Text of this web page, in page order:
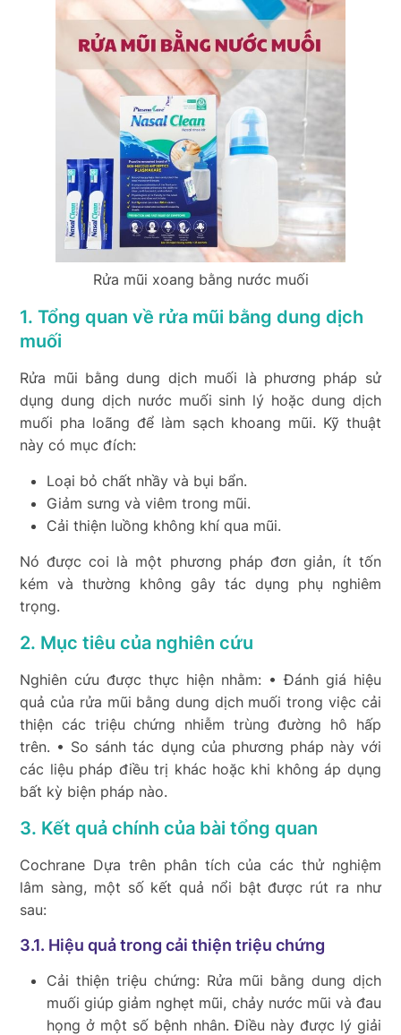
Rửa mũi xoang bằng nước muối
1. Tổng quan về rửa mũi bằng dung dịch
muối
Rửa mũi bằng dung dịch muối là phương pháp sử
dụng dung dịch nước muối sinh lý hoặc dung dịch
muối pha loãng để làm sạch khoang mũi. Kỹ thuật
này có mục đích:
Loại bỏ chất nhầy và bụi bẩn.
Giảm sưng và viêm trong mũi.
Cải thiện luồng không khí qua mũi.
Nó được coi là một phương pháp đơn giản, ít tốn
kém và thường không gây tác dụng phụ nghiêm
trọng.
2. Mục tiêu của nghiên cứu
Nghiên cứu được thực hiện nhằm: • Đánh giá hiệu
quả của rửa mũi bằng dung dịch muối trong việc cải
thiện các triệu chứng nhiễm trùng đường hô hấp
trên. • So sánh tác dụng của phương pháp này với
các liệu pháp điều trị khác hoặc khi không áp dụng
bất kỳ biện pháp nào.
3. Kết quả chính của bài tổng quan
Cochrane Dựa trên phân tích của các thử nghiệm
lâm sàng, một số kết quả nổi bật được rút ra như
sau:
3.1. Hiệu quả trong cải thiện triệu chứng
Cải thiện triệu chứng: Rửa mũi bằng dung dịch
muối giúp giảm nghẹt mũi, chảy nước mũi và đau
họng ở một số bệnh nhân. Điều này được lý giải